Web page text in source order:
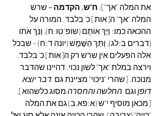
את המלה “אך”]: ח”ש, הקדמה – שרש
המלה “אך” ה[אות] כ’ בלבד, המורה על
ההכאה כמו: וַיַּךְ אוֹתָם (שופ’ טו:ח), וַנַּךְ אֹתוֹ
(דברים ב:לג), וַתַּךְ הַשֶּׁמֶשׁ (יונה ד:ח) – שבכל
אלה הפעלים אין שרש רק ה[אות] כ’ בלבד.
וירצה במלת “אך” לשון נכוי, דהיינו שהדבר
מנוכה. [שהרי “ניכוי” מציינת גם דבר יוצא
דופן וגם החלשה והחסרה מסוג כלשהוא].
[מכאן מוסיף י”ש (א:פא,ב) גם את המלה